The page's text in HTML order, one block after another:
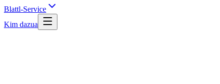
Blattl-Service
Kim dazua